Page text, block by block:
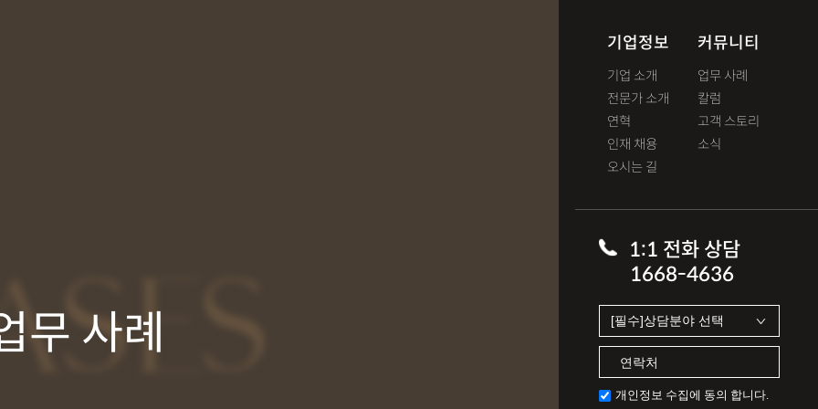
기업정보
기업 소개
전문가 소개
연혁
인재 채용
오시는 길
커뮤니티
업무 사례
칼럼
고객 스토리
소식
1:1 전화 상담
1668-4636
개인정보 수집에 동의 합니다.
무 사례